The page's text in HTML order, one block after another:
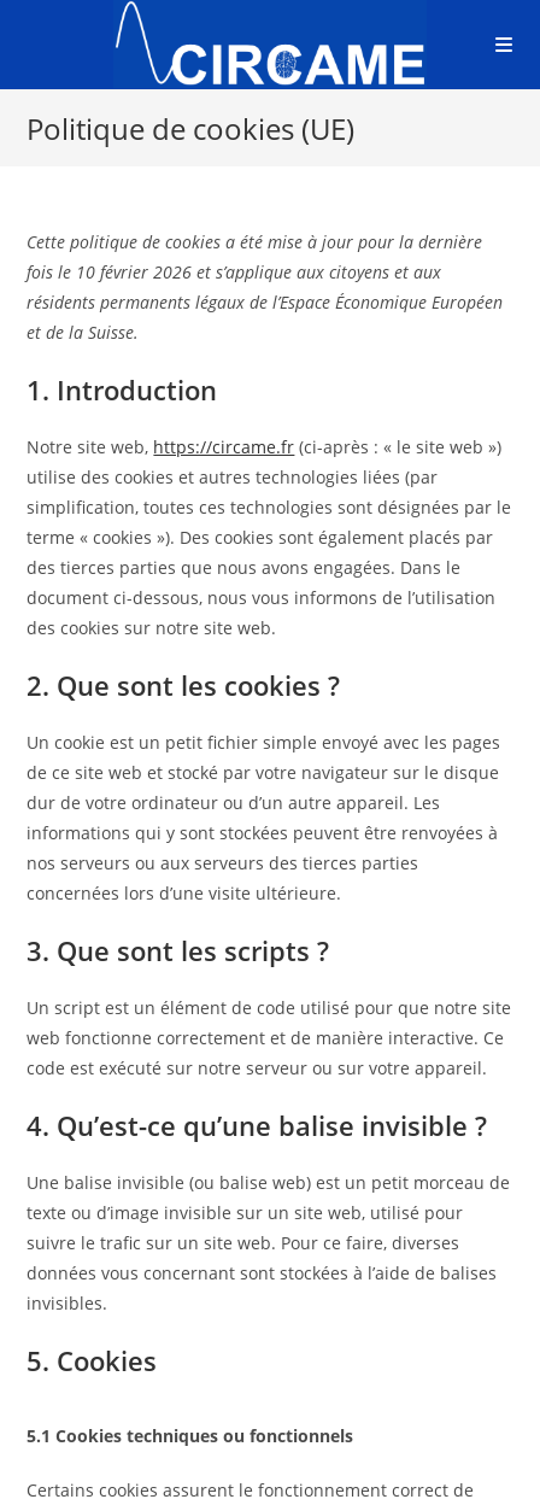
Politique de cookies (UE)
Cette politique de cookies a été mise à jour pour la dernière
fois le 10 février 2026 et s’applique aux citoyens et aux
résidents permanents légaux de l’Espace Économique Européen
et de la Suisse.
1. Introduction
Notre site web, https://circame.fr (ci-après : « le site web »)
utilise des cookies et autres technologies liées (par
simplification, toutes ces technologies sont désignées par le
terme « cookies »). Des cookies sont également placés par
des tierces parties que nous avons engagées. Dans le
document ci-dessous, nous vous informons de l’utilisation
des cookies sur notre site web.
2. Que sont les cookies ?
Un cookie est un petit fichier simple envoyé avec les pages
de ce site web et stocké par votre navigateur sur le disque
dur de votre ordinateur ou d’un autre appareil. Les
informations qui y sont stockées peuvent être renvoyées à
nos serveurs ou aux serveurs des tierces parties
concernées lors d’une visite ultérieure.
3. Que sont les scripts ?
Un script est un élément de code utilisé pour que notre site
web fonctionne correctement et de manière interactive. Ce
code est exécuté sur notre serveur ou sur votre appareil.
4. Qu’est-ce qu’une balise invisible ?
Une balise invisible (ou balise web) est un petit morceau de
texte ou d’image invisible sur un site web, utilisé pour
suivre le trafic sur un site web. Pour ce faire, diverses
données vous concernant sont stockées à l’aide de balises
invisibles.
5. Cookies
5.1 Cookies techniques ou fonctionnels
Certains cookies assurent le fonctionnement correct de